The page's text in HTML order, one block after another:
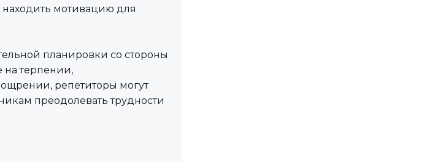
мотивацию для
планировки со стороны
на терпении,
репетиторы могут
преодолевать трудности